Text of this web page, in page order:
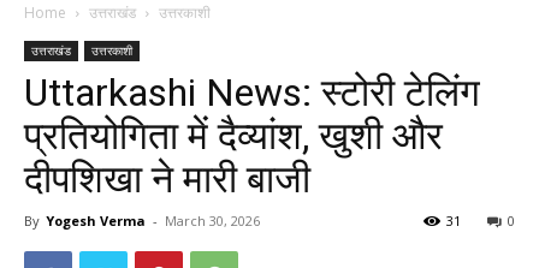
Home उत्तराखंड उत्तरकाशी
उत्तराखंड उत्तरकाशी
Uttarkashi News: स्टोरी टेलिंग
प्रतियोगिता में दैव्यांश, खुशी और
दीपशिखा ने मारी बाजी
By Yogesh Verma - March 30, 2026 0
31